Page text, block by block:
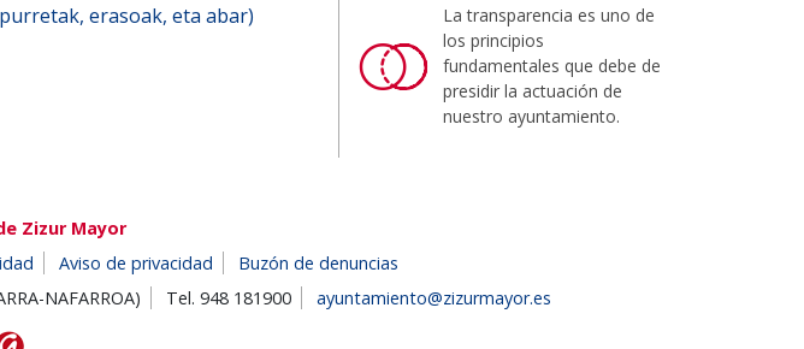
erasoak, eta abar)
La transparencia es uno de
los principios
fundamentales que debe de
presidir la actuación de
nuestro ayuntamiento.
Zizur Mayor
Aviso de privacidad
Buzón de denuncias
NAFARROA)
Tel. 948 181900 ayuntamiento@zizurmayor.es